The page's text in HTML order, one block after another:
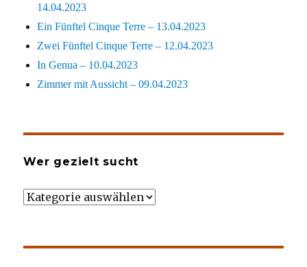
14.04.2023
Ein Fünftel Cinque Terre – 13.04.2023
Zwei Fünftel Cinque Terre – 12.04.2023
In Genua – 10.04.2023
Zimmer mit Aussicht – 09.04.2023
Wer gezielt sucht
Wer